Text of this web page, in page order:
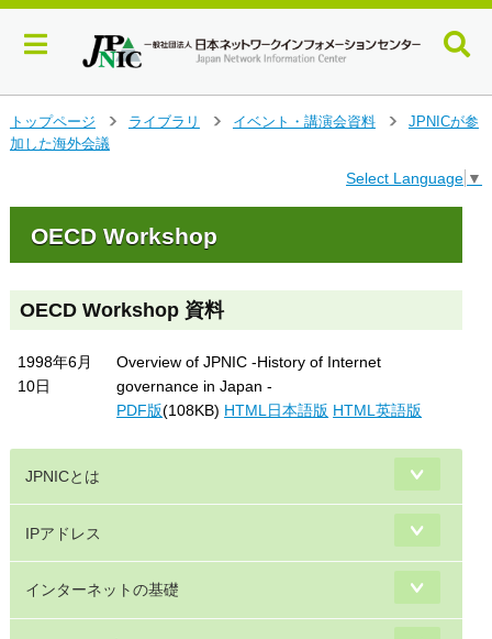
イ
ン
へ
トップページ
>
ライブラリ
イベント・講演会資料
JPNICが参
加した海外会議
Select Language ▼
OECD Workshop
OECD Workshop 資料
1998年6月
10日
Overview of JPNIC -History of Internet
governance in Japan -
PDF版(108KB) HTML日本語版 HTML英語版
JPNICとは
IPアドレス
インターネットの基礎